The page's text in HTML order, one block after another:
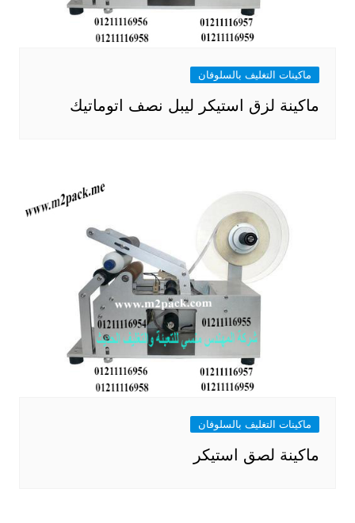
ماكينات التغليف بالسلوفان
ماكينة لزق استيكر ليبل نصف اتوماتيك
ماكينات التغليف بالسلوفان
ماكينة لصق استيكر